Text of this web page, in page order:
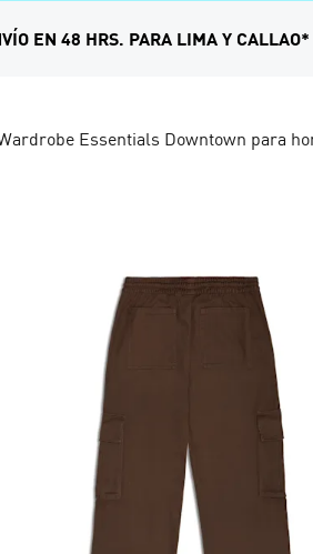
EN 48 HRS. PARA LIMA Y CALLAO*
Essentials Downtown para